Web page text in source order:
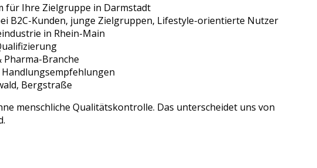
für Ihre Zielgruppe in Darmstadt
B2C-Kunden, junge Zielgruppen, Lifestyle-orientierte Nutzer
in Rhein-Main
Pharma-Branche
Bergstraße
menschliche Qualitätskontrolle. Das unterscheidet uns von